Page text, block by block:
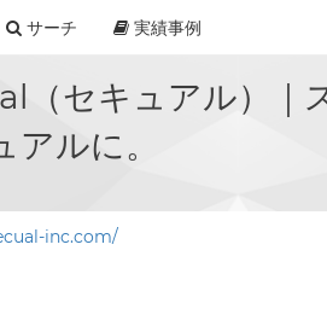
サーチ 実績事例
（セキュアル）｜
アルに。
inc.com/